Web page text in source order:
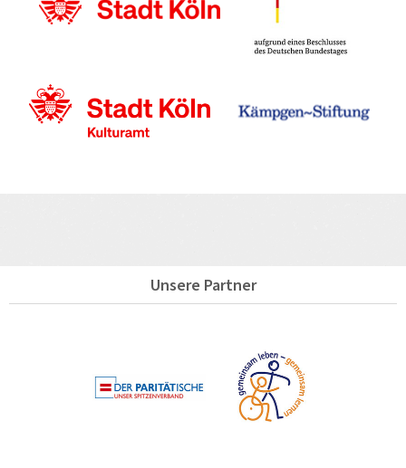
Unsere Partner